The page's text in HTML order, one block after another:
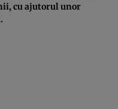
cu ajutorul unor